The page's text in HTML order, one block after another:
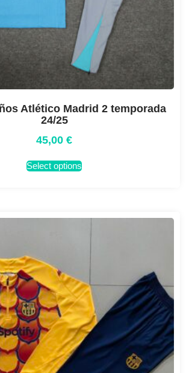
Atlético Madrid 2 temporada
24/25
45,00 €
Select options